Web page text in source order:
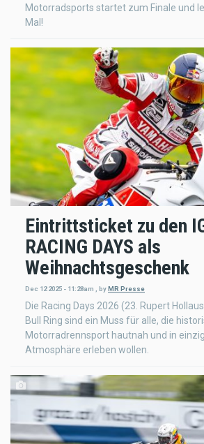
Motorradsports startet zum Finale und
Mal!
Eintrittsticket zu den
RACING DAYS als
Weihnachtsgeschenk
Dec 12 2025 - 11:28am byMR Presse
Die Racing Days 2026 (23. Rupert
Bull Ring sind ein Muss für alle, die
Motorradrennsport hautnah und in
Atmosphäre erleben wollen.